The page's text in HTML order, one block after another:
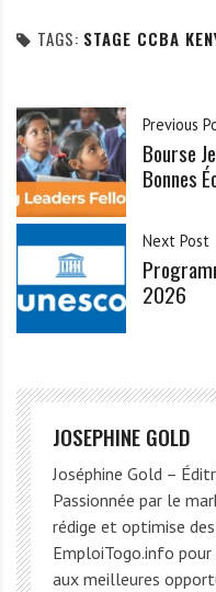
TAGS: STAGE CCBA
Previous
Bourse
Bonnes
Next Post
2026
JOSEPHINE GOLD
Joséphine Gold –
Passionnée par le
rédige et optimise
EmploiTogo.info
aux meilleures